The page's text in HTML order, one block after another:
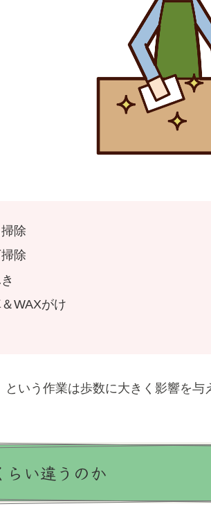
除
除
WAXがけ
という作業は歩数に大きく影響を
らい違うのか